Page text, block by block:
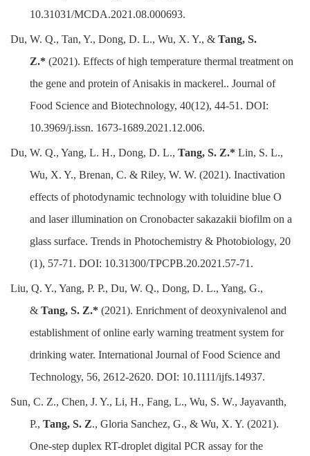
10.31031/MCDA.2021.08.000693.
Du, W. Q., Tan, Y., Dong, D. L., Wu, X. Y., & Tang, S.
Z.* (2021). Effects of high temperature thermal treatment on
the gene and protein of Anisakis in mackerel.. Journal of
Food Science and Biotechnology, 40(12), 44-51. DOI:
10.3969/j.issn. 1673-1689.2021.12.006.
Du, W. Q., Yang, L. H., Dong, D. L., Tang, S. Z.* Lin, S. L.,
Wu, X. Y., Brenan, C. & Riley, W. W. (2021). Inactivation
effects of photodynamic technology with toluidine blue O
and laser illumination on Cronobacter sakazakii biofilm on a
glass surface. Trends in Photochemistry & Photobiology, 20
(1), 57-71. DOI: 10.31300/TPCPB.20.2021.57-71 .
Liu, Q. Y., Yang, P. P., Du, W. Q., Dong, D. L., Yang, G.,
& Tang, S. Z.* (2021). Enrichment of deoxynivalenol and
establishment of online early warning treatment system for
drinking water. International Journal of Food Science and
Technology, 56, 2612-2620. DOI: 10.1111/ijfs.14937.
Sun, C. Z., Chen, J. Y., Li, H., Fang, L., Wu, S. W., Jayavanth,
P., Tang, S. Z., Gloria Sanchez, G., & Wu, X. Y. (2021).
One-step duplex RT-droplet digital PCR assay for the